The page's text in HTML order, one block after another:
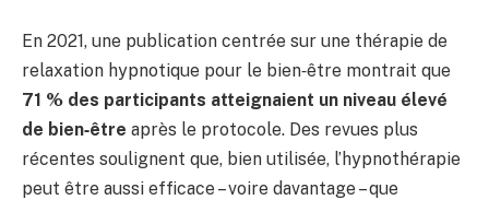
En 2021, une publication centrée sur une thérapie de
relaxation hypnotique pour le bien‑être montrait que
71 % des participants atteignaient un niveau élevé
de bien‑être après le protocole. Des revues plus
récentes soulignent que, bien utilisée, l’hypnothérapie
peut être aussi efficace – voire davantage – que